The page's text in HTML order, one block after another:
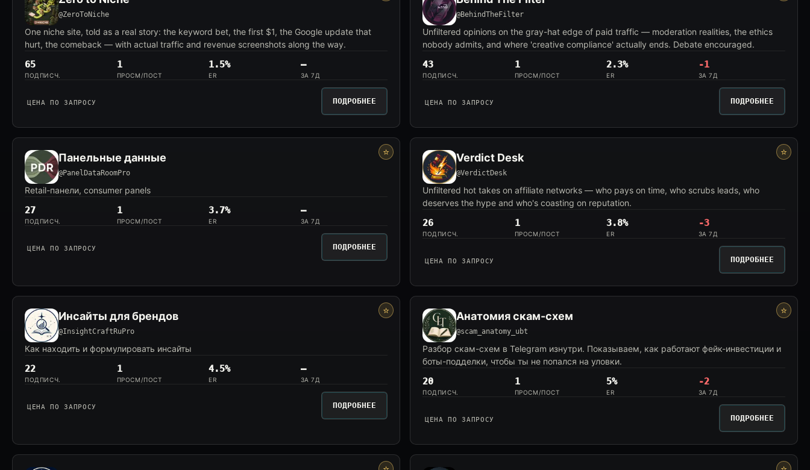
@ZeroToNiche
One niche site, told as a real story: the keyword bet, the first $1, the Google update that
hurt, the comeback — with actual traffic and revenue screenshots along the way.
65
ПОДПИСЧ.
1
ПРОСМ/ПОСТ
1.5%
ER
—
ЗА 7Д
ЦЕНА ПО ЗАПРОСУ ПОДРОБНЕЕ
@BehindTheFilter
Unfiltered opinions on the gray-hat edge of paid traffic — moderation realities, the ethics
nobody admits, and where 'creative compliance' actually ends. Debate encouraged.
43
ПОДПИСЧ.
1
ПРОСМ/ПОСТ
2.3%
ER
-1
ЗА 7Д
ЦЕНА ПО ЗАПРОСУ ПОДРОБНЕЕ
⭐
Панельные данные
@PanelDataRoomPro
Retail-панели, consumer panels
27
ПОДПИСЧ.
1
ПРОСМ/ПОСТ
3.7%
ER
—
ЗА 7Д
ЦЕНА ПО ЗАПРОСУ ПОДРОБНЕЕ
⭐
Verdict Desk
@VerdictDesk
Unfiltered hot takes on affiliate networks — who pays on time, who scrubs leads, who
deserves the hype and who's coasting on reputation.
26
ПОДПИСЧ.
1
ПРОСМ/ПОСТ
3.8%
ER
-3
ЗА 7Д
ЦЕНА ПО ЗАПРОСУ ПОДРОБНЕЕ
⭐
Инсайты для брендов
@InsightCraftRuPro
Как находить и формулировать инсайты
22
ПОДПИСЧ.
1
ПРОСМ/ПОСТ
4.5%
ER
—
ЗА 7Д
ЦЕНА ПО ЗАПРОСУ ПОДРОБНЕЕ
⭐
Анатомия скам-схем
@scam_anatomy_ubt
Разбор скам-схем в Telegram изнутри. Показываем, как работают фейк-инвестиции и
боты-подделки, чтобы ты не попался на уловки.
20
ПОДПИСЧ.
1
ПРОСМ/ПОСТ
5%
ER
-2
ЗА 7Д
ЦЕНА ПО ЗАПРОСУ ПОДРОБНЕЕ